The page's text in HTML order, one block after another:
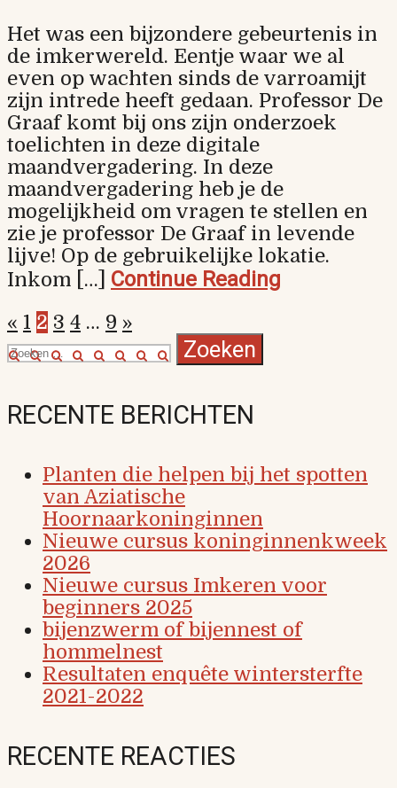
Het was een bijzondere gebeurtenis in
de imkerwereld. Eentje waar we al
even op wachten sinds de varroamijt
zijn intrede heeft gedaan. Professor De
Graaf komt bij ons zijn onderzoek
toelichten in deze digitale
maandvergadering. In deze
maandvergadering heb je de
mogelijkheid om vragen te stellen en
zie je professor De Graaf in levende
lijve! Op de gebruikelijke lokatie.
Inkom […] Continue Reading
Berichten
paginering
« 1 2 3 4 … 9 »
Zoeken
naar:
RECENTE BERICHTEN
Planten die helpen bij het spotten
van Aziatische
Hoornaarkoninginnen
Nieuwe cursus koninginnenkweek
2026
Nieuwe cursus Imkeren voor
beginners 2025
bijenzwerm of bijennest of
hommelnest
Resultaten enquête wintersterfte
2021-2022
RECENTE REACTIES